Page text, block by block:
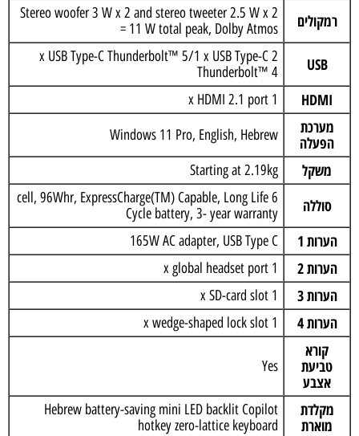
רמקולים
Stereo woofer 3 W x 2 and stereo tweeter 2.5 W x 2
= 11 W total peak, Dolby Atmos
USB
2 x USB Type-C Thunderbolt™ 5/1 x USB Type-C
Thunderbolt™ 4
HDMI
1 x HDMI 2.1 port
מערכת
הפעלה
Windows 11 Pro, English, Hebrew
משקל Starting at 2.19kg
סוללה
6 cell, 96Whr, ExpressCharge(TM) Capable, Long Life
Cycle battery, 3- year warranty
הערות 1 165W AC adapter, USB Type C
הערות 2 1 x global headset port
הערות 3 1 x SD-card slot
הערות 4 1 x wedge-shaped lock slot
קורא
טביעת
אצבע
Yes
מקלדת
מוארת
Hebrew battery-saving mini LED backlit Copilot
hotkey zero-lattice keyboard